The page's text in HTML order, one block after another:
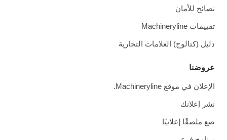
نصائح للأمان
تقييمات Machineryline
دليل (كتالوج) العلامات التجارية
عروضنا
الإعلان في موقع Machineryline.
نشر إعلانك
ضع ملصقًا إعلانيًا